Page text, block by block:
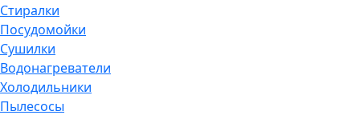
Стиралки
Посудомойки
Сушилки
Водонагреватели
Холодильники
Пылесосы